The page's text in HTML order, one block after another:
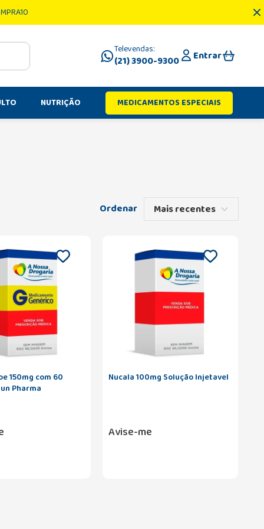
Televendas:
(21) 3900-9300 Entrar
NUTRIÇÃO MEDICAMENTOS ESPECIAIS
Mais recentes
150mg com 60
Pharma
Nucala 100mg Solução Injetavel
Avise-me